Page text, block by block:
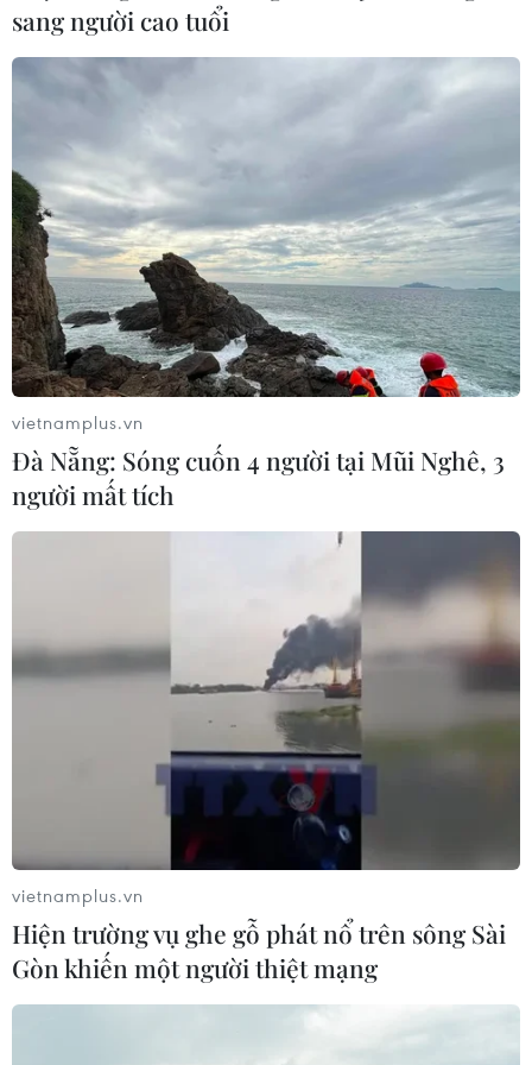
TIN CÙNG CHUYÊN MỤC
sang người cao tuổi
vietnamplus.vn
Đà Nẵng: Sóng cuốn 4 người tại Mũi Nghê, 3
người mất tích
vietnamplus.vn
Hiện trường vụ ghe gỗ phát nổ trên sông Sài
Gòn khiến một người thiệt mạng